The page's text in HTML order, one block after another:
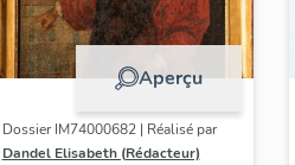
Lycée Gabriel Fauré
Aperçu
Dossier IM74000682 | Réalisé par
Dandel Elisabeth (Rédacteur)